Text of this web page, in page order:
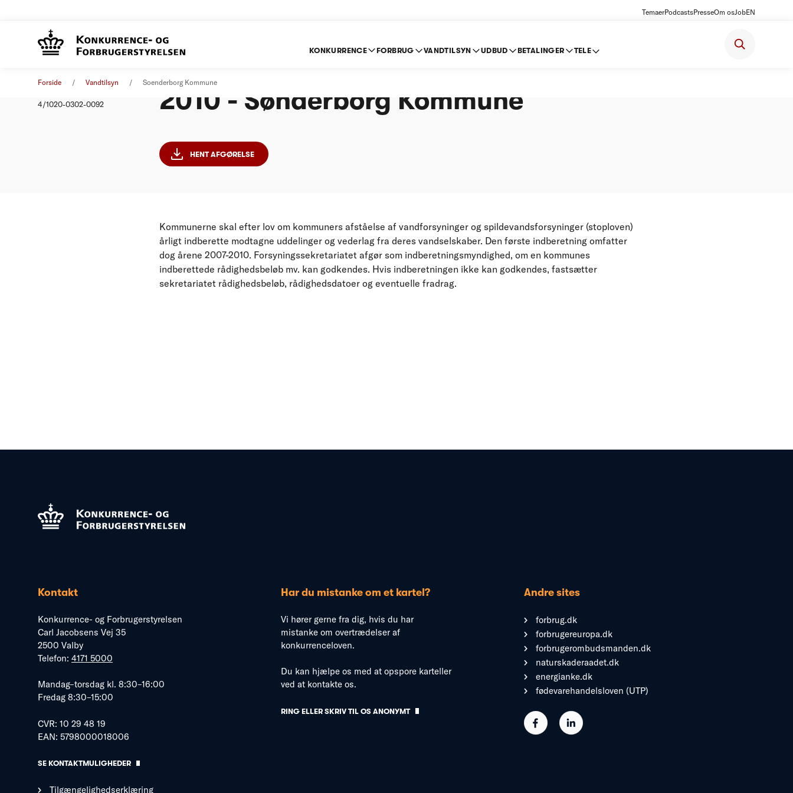
TemaerPodcastsPresseOm osJobEN
KONKURRENCE FORBRUG VANDTILSYN UDBUD BETALINGER TELE
Forside Vandtilsyn Soenderborg Kommune
4/1020-0302-0092
2010 - Sønderborg Kommune
HENT AFGØRELSE
Kommunerne skal efter lov om kommuners afståelse af vandforsyninger og spildevandsforsyninger (stoploven)
årligt indberette modtagne uddelinger og vederlag fra deres vandselskaber. Den første indberetning omfatter
dog årene 2007-2010. Forsyningssekretariatet afgør som indberetningsmyndighed, om en kommunes
indberettede rådighedsbeløb mv. kan godkendes. Hvis indberetningen ikke kan godkendes, fastsætter
sekretariatet rådighedsbeløb, rådighedsdatoer og eventuelle fradrag.
Kontakt
Konkurrence- og Forbrugerstyrelsen
Carl Jacobsens Vej 35
2500 Valby
Telefon: 4171 5000
Mandag–torsdag kl. 8:30–16:00
Fredag 8:30–15:00
CVR: 10 29 48 19
EAN: 5798000018006
SE KONTAKTMULIGHEDER
Tilgængelighedserklæring
Har du mistanke om et kartel?
Vi hører gerne fra dig, hvis du har
mistanke om overtrædelser af
konkurrenceloven.
Du kan hjælpe os med at opspore karteller
ved at kontakte os.
RING ELLER SKRIV TIL OS ANONYMT
Andre sites
forbrug.dk
forbrugereuropa.dk
forbrugerombudsmanden.dk
naturskaderaadet.dk
energianke.dk
fødevarehandelsloven (UTP)